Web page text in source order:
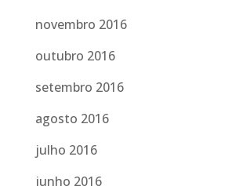
novembro 2016
outubro 2016
setembro 2016
agosto 2016
julho 2016
junho 2016